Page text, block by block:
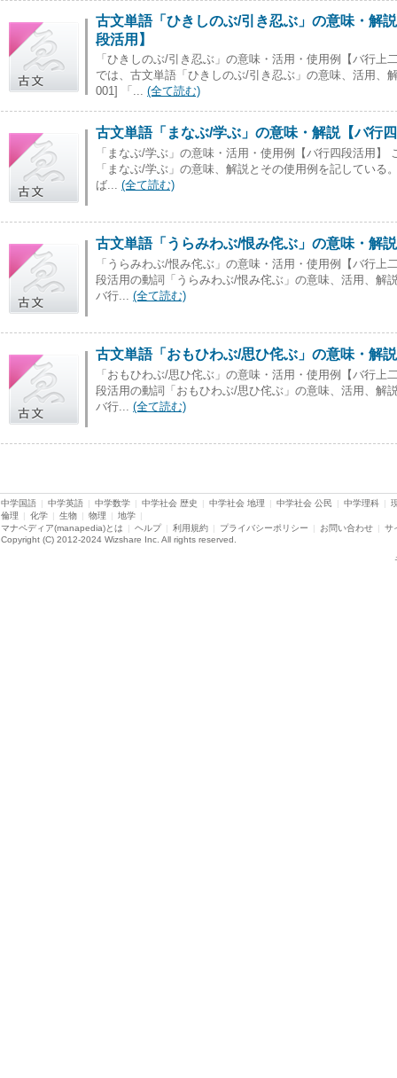
古文単語「ひきしのぶ/引き忍ぶ」の意味・解
段活用】
「ひきしのぶ/引き忍ぶ」の意味・活用・使用例【バ行上
では、古文単語「ひきしのぶ/引き忍ぶ」の意味、活用、
001] 「... (全て読む)
古文単語「まなぶ/学ぶ」の意味・解説【バ行
「まなぶ/学ぶ」の意味・活用・使用例【バ行四段活用】
「まなぶ/学ぶ」の意味、解説とその使用例を記している
ば... (全て読む)
古文単語「うらみわぶ/恨み侘ぶ」の意味・解
「うらみわぶ/恨み侘ぶ」の意味・活用・使用例【バ行上
段活用の動詞「うらみわぶ/恨み侘ぶ」の意味、活用、解
バ行... (全て読む)
古文単語「おもひわぶ/思ひ侘ぶ」の意味・解
「おもひわぶ/思ひ侘ぶ」の意味・活用・使用例【バ行上
段活用の動詞「おもひわぶ/思ひ侘ぶ」の意味、活用、解
バ行... (全て読む)
中学国語 | 中学英語 | 中学数学 | 中学社会 歴史 | 中学社会 地理 | 中学社会 公民 | 中学理科 |
倫理
| 化学 | 生物 | 物理 | 地学 |
マナペディア(manapedia)とは
| ヘルプ | 利用規約 | プライバシーポリシー | お問い合わせ | サ
Copyright (C) 2012-2024 Wizshare Inc. All rights reserved.